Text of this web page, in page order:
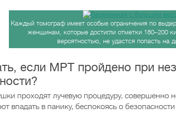
Каждый томограф имеет особые ограничения по
женщинам, которые достигли отметки 180–200
вероятностью, не удастся попасть на
если МРТ пройдено при
проходят лучевую процедуру, совершенно
впадать в панику, беспокоясь о